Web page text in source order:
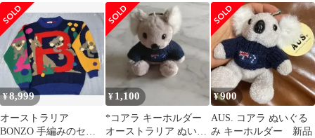
アラ 90sビンテージ ニ
ット
ー オーストラリア
¥8,999
オーストラリア
BONZO 手編みのセー
¥ 1,100
*コアラ キーホルダー
オーストラリア ぬいぐ
¥900
AUS. コアラ ぬいぐる
み キーホルダー 新品